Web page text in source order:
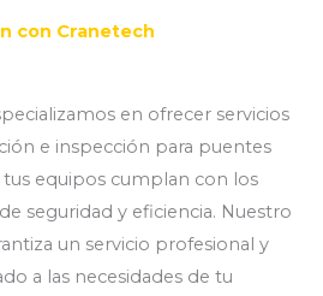
con Cranetech
en ofrecer servicios
e inspección para puentes
tus equipos cumplan con los
seguridad y eficiencia. Nuestro
un servicio profesional y
a las necesidades de tu